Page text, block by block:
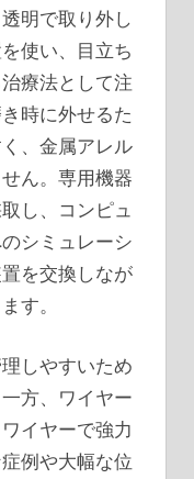
明で取り外し
使い、目立ち
療法として注
時に外せるた
、金属アレル
ん。専用機器
し、コンピュ
シミュレーシ
を交換しなが
す。
しやすいため
方、ワイヤー
イヤーで強力
例や大幅な位